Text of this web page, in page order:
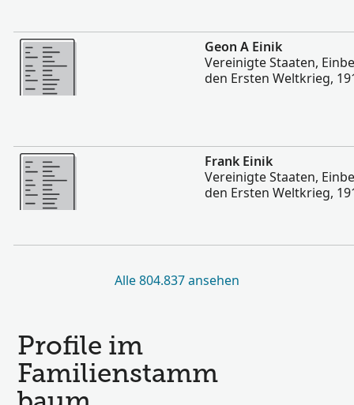
Mehr
Geon A Einik
Vereinigte Staaten,
den Ersten Weltkrieg,
Mehr
Frank Einik
Vereinigte Staaten,
den Ersten Weltkrieg,
Alle 804.837 ansehen
Profile im
Familienstamm